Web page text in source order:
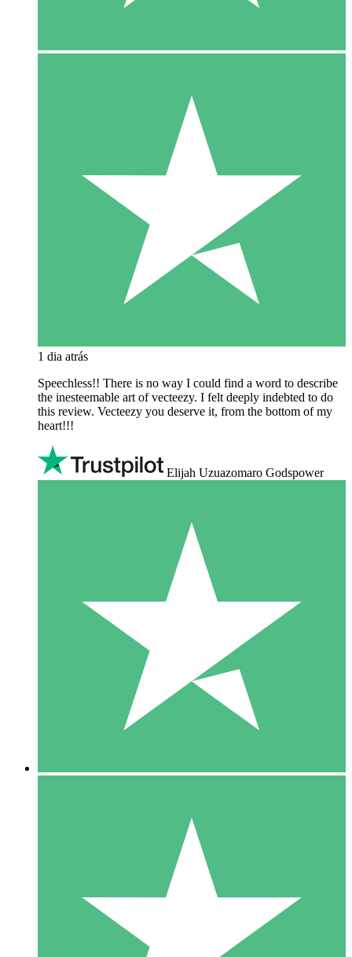
1 dia atrás
Speechless!! There is no way I could find a word to describe
the inesteemable art of vecteezy. I felt deeply indebted to do
this review. Vecteezy you deserve it, from the bottom of my
heart!!!
Elijah Uzuazomaro Godspower